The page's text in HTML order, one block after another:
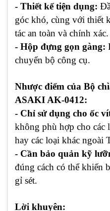
- Thiết kế tiện dụng:
góc khó, cùng với thiết
tác an toàn và chính xác.
- Hộp đựng gọn gàng:
chuyển bộ công cụ.
Nhược điểm của Bộ
ASAKI AK-0412:
- Chỉ sử dụng cho ốc
không phù hợp cho các
hay các loại khác ngoài
- Cần bảo quản kỹ
đúng cách có thể khiến
gỉ sét.
Lời khuyên: